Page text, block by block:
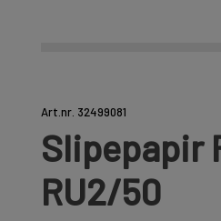
Art.nr. 32499081
Slipepapir
RU2/50